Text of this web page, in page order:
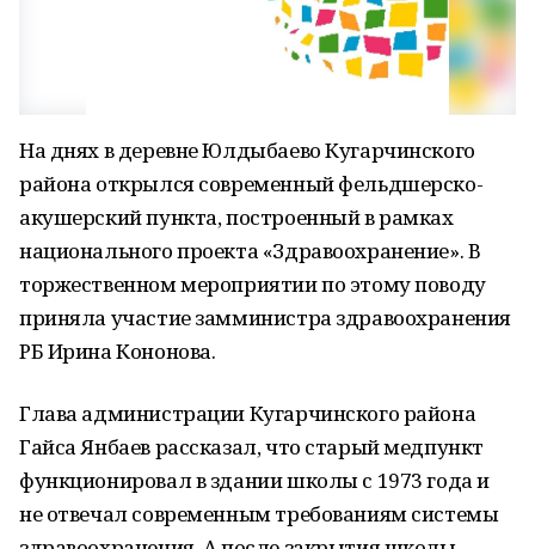
На днях в деревне Юлдыбаево Кугарчинского
района открылся современный фельдшерско-
акушерский пункта, построенный в рамках
национального проекта «Здравоохранение». В
торжественном мероприятии по этому поводу
приняла участие замминистра здравоохранения
РБ Ирина Кононова.
Глава администрации Кугарчинского района
Гайса Янбаев рассказал, что старый медпункт
функционировал в здании школы с 1973 года и
не отвечал современным требованиям системы